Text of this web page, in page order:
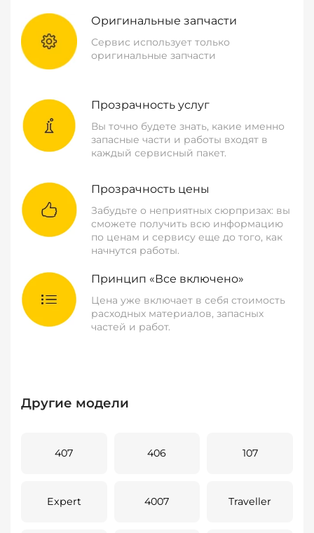
Оригинальные запчасти
Сервис использует только
оригинальные запчасти
Прозрачность услуг
Вы точно будете знать, какие именно
запасные части и работы входят в
каждый сервисный пакет.
Прозрачность цены
Забудьте о неприятных сюрпризах: вы
сможете получить всю информацию
по ценам и сервису еще до того, как
начнутся работы.
Принцип «Все включено»
Цена уже включает в себя стоимость
расходных материалов, запасных
частей и работ.
Другие модели
407 406 107
Expert 4007 Traveller